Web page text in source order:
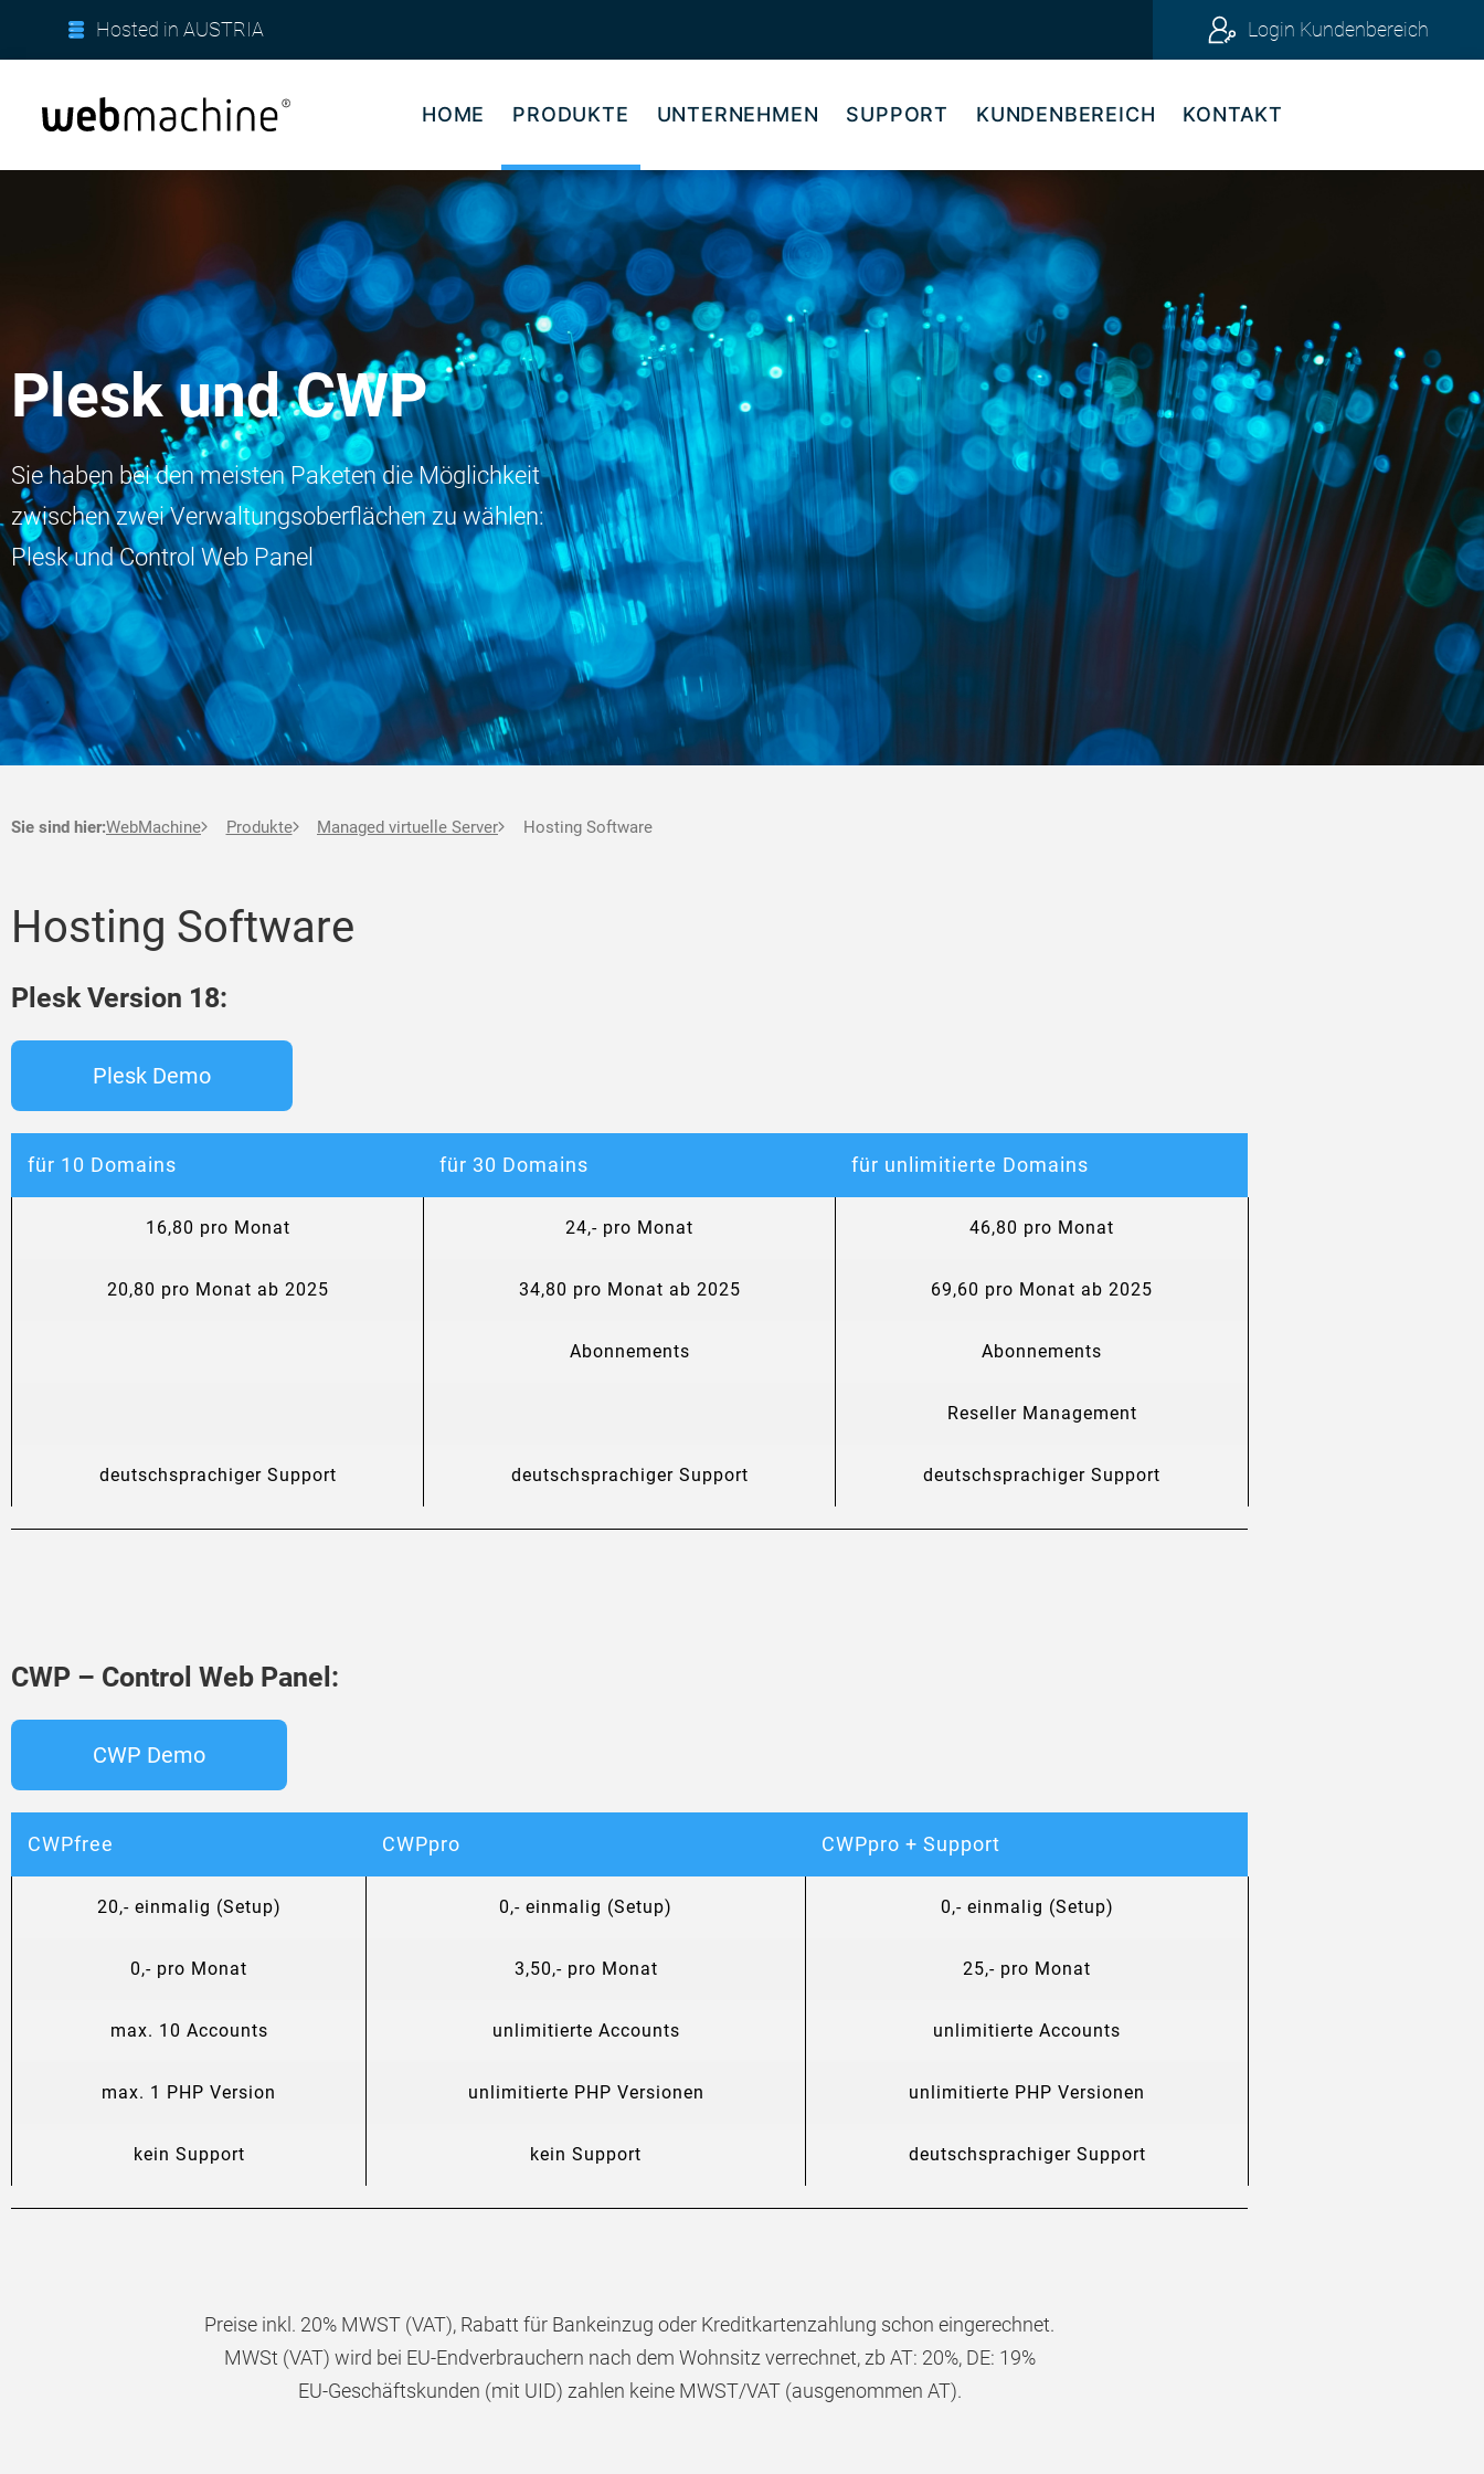
Hosted in AUSTRIA Login Kundenbereich
HOME PRODUKTE UNTERNEHMEN SUPPORT KUNDENBEREICH KONTAKT
Plesk und CWP
Sie haben bei den meisten Paketen die Möglichkeit
zwischen zwei Verwaltungsoberflächen zu wählen:
Plesk und Control Web Panel
Sie sind hier:WebMachine Produkte Managed virtuelle Server Hosting Software
Hosting Software
Plesk Version 18:
Plesk Demo
für 10 Domains für 30 Domains für unlimitierte Domains
16,80 pro Monat 24,- pro Monat 46,80 pro Monat
20,80 pro Monat ab 2025 34,80 pro Monat ab 2025 69,60 pro Monat ab 2025
Abonnements Abonnements
Reseller Management
deutschsprachiger Support deutschsprachiger Support deutschsprachiger Support
CWP – Control Web Panel:
CWP Demo
CWPfree CWPpro CWPpro + Support
20,- einmalig (Setup) 0,- einmalig (Setup) 0,- einmalig (Setup)
0,- pro Monat 3,50,- pro Monat 25,- pro Monat
max. 10 Accounts unlimitierte Accounts unlimitierte Accounts
max. 1 PHP Version unlimitierte PHP Versionen unlimitierte PHP Versionen
kein Support kein Support deutschsprachiger Support
Preise inkl. 20% MWST (VAT), Rabatt für Bankeinzug oder Kreditkartenzahlung schon eingerechnet.
MWSt (VAT) wird bei EU-Endverbrauchern nach dem Wohnsitz verrechnet, zb AT: 20%, DE: 19%
EU-Geschäftskunden (mit UID) zahlen keine MWST/VAT (ausgenommen AT).